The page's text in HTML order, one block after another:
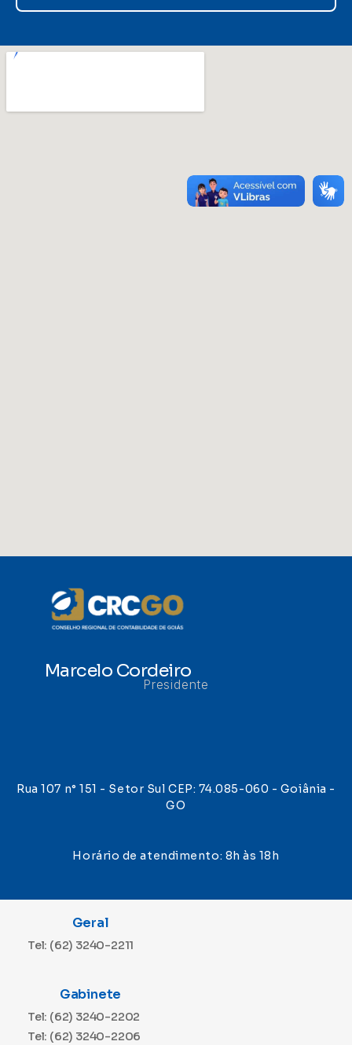
Marcelo Cordeiro
Presidente
Rua 107 n° 151 - Setor Sul CEP: 74.085-060 - Goiânia -
GO
Horário de atendimento: 8h às 18h
Geral
Tel: (62) 3240-2211
Gabinete
Tel: (62) 3240-2202
Tel: (62) 3240-2206